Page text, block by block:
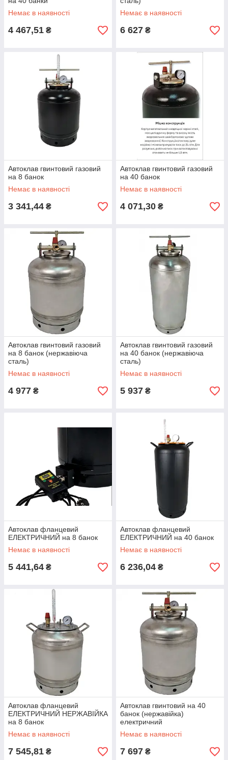
Немає в наявності
4 467,51 ₴
Немає в наявності
6 627 ₴
Автоклав гвинтовий газовий
на 8 банок
Немає в наявності
3 341,44 ₴
Автоклав гвинтовий газовий
на 40 банок
Немає в наявності
4 071,30 ₴
Автоклав гвинтовий газовий
на 8 банок (нержавіюча
сталь)
Немає в наявності
4 977 ₴
Автоклав гвинтовий газовий
на 40 банок (нержавіюча
сталь)
Немає в наявності
5 937 ₴
Автоклав фланцевий
ЕЛЕКТРИЧНИЙ на 8 банок
Немає в наявності
5 441,64 ₴
Автоклав фланцевий
ЕЛЕКТРИЧНИЙ на 40 банок
Немає в наявності
6 236,04 ₴
Автоклав фланцевий
ЕЛЕКТРИЧНИЙ НЕРЖАВІЙКА
на 8 банок
Немає в наявності
7 545,81 ₴
Автоклав гвинтовий на 40
банок (нержавійка)
електричний
Немає в наявності
7 697 ₴